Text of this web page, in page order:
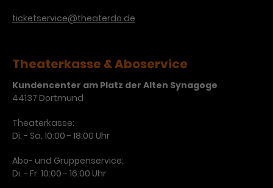
ticketservice@theaterdo.de
Theaterkasse & Aboservice
Kundencenter am Platz der Alten Synagoge
44137 Dortmund
Theaterkasse:
Di. - Sa. 10:00 - 18:00 Uhr
Abo- und Gruppenservice:
Di. - Fr. 10:00 - 16:00 Uhr